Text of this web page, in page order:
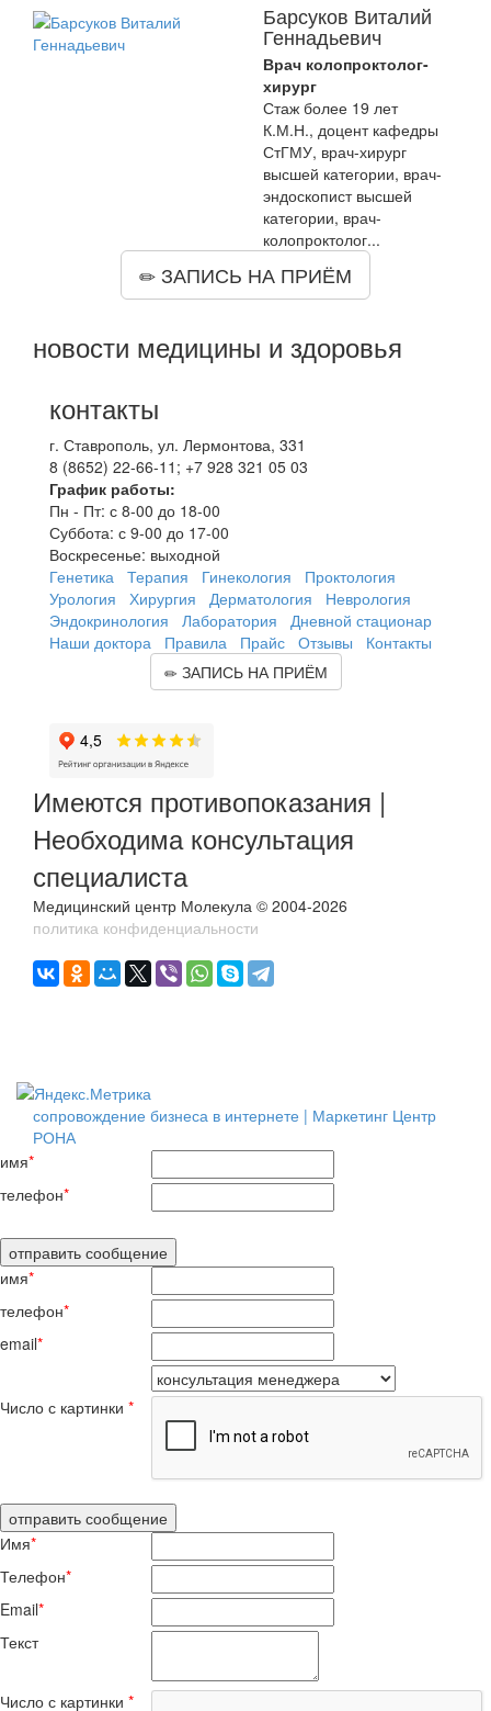
Барсуков Виталий
Геннадьевич
Врач колопроктолог-
хирург
Стаж более 19 лет
К.М.Н., доцент кафедры
СтГМУ, врач-хирург
высшей категории, врач-
эндоскопист высшей
категории, врач-
колопроктолог...
ЗАПИСЬ НА ПРИЁМ
новости медицины и здоровья
контакты
г. Ставрополь, ул. Лермонтова, 331
8 (8652) 22-66-11; +7 928 321 05 03
График работы:
Пн - Пт: с 8-00 до 18-00
Суббота: с 9-00 до 17-00
Воскресенье: выходной
Генетика Терапия Гинекология
Проктология
Урология
Хирургия Дерматология
Неврология
Эндокринология
Лаборатория
Дневной стационар
Наши доктора
Правила Прайс Отзывы
Контакты
ЗАПИСЬ НА ПРИЁМ
Имеются противопоказания |
Необходима консультация
специалиста
Медицинский центр Молекула © 2004-2026
политика конфиденциальности
сопровождение бизнеса в интернете | Маркетинг Центр
РОНА
имя*
телефон*
имя*
телефон*
email*
Число с картинки *
Имя*
Телефон*
Email*
Текст
Число с картинки *